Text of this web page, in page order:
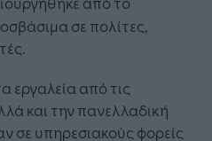
σε πολίτες,
εργαλεία από τις
και την πανελλαδική
σε υπηρεσιακούς φορείς